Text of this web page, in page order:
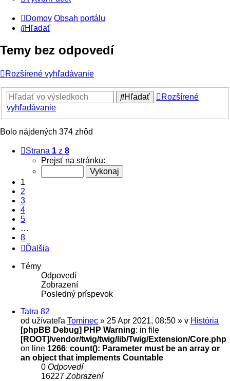
Domov Obsah portálu
Hľadať
Temy bez odpovedí
Rozšírené vyhľadávanie
Hľadať
Rozšírené
vyhľadávanie
Bolo nájdených 374 zhôd
Strana 1 z 8
Prejsť na stránku:
1
2
3
4
5
…
8
Ďalšia
Témy
Odpovedí
Zobrazení
Posledný príspevok
Tatra 82
od užívateľa Tominec » 25 Apr 2021, 08:50 » v História
[phpBB Debug] PHP Warning: in file
[ROOT]/vendor/twig/twig/lib/Twig/Extension/Core.php
on line 1266: count(): Parameter must be an array or
an object that implements Countable
0 Odpovedí
16227 Zobrazení